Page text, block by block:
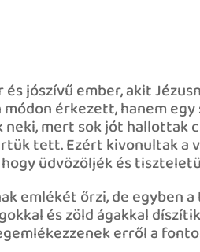
jószívű ember, akit
érkezett, hanem
mert sok jót
tett. Ezért kivonultak a
üdvözöljék és
emlékét őrzi, de egyben
és zöld ágakkal
erről a